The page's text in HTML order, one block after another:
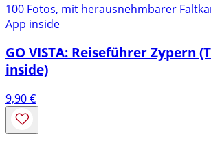
100 Fotos, mit herausnehmbarer
App inside
GO VISTA: Reiseführer Zypern
inside)
9,90€